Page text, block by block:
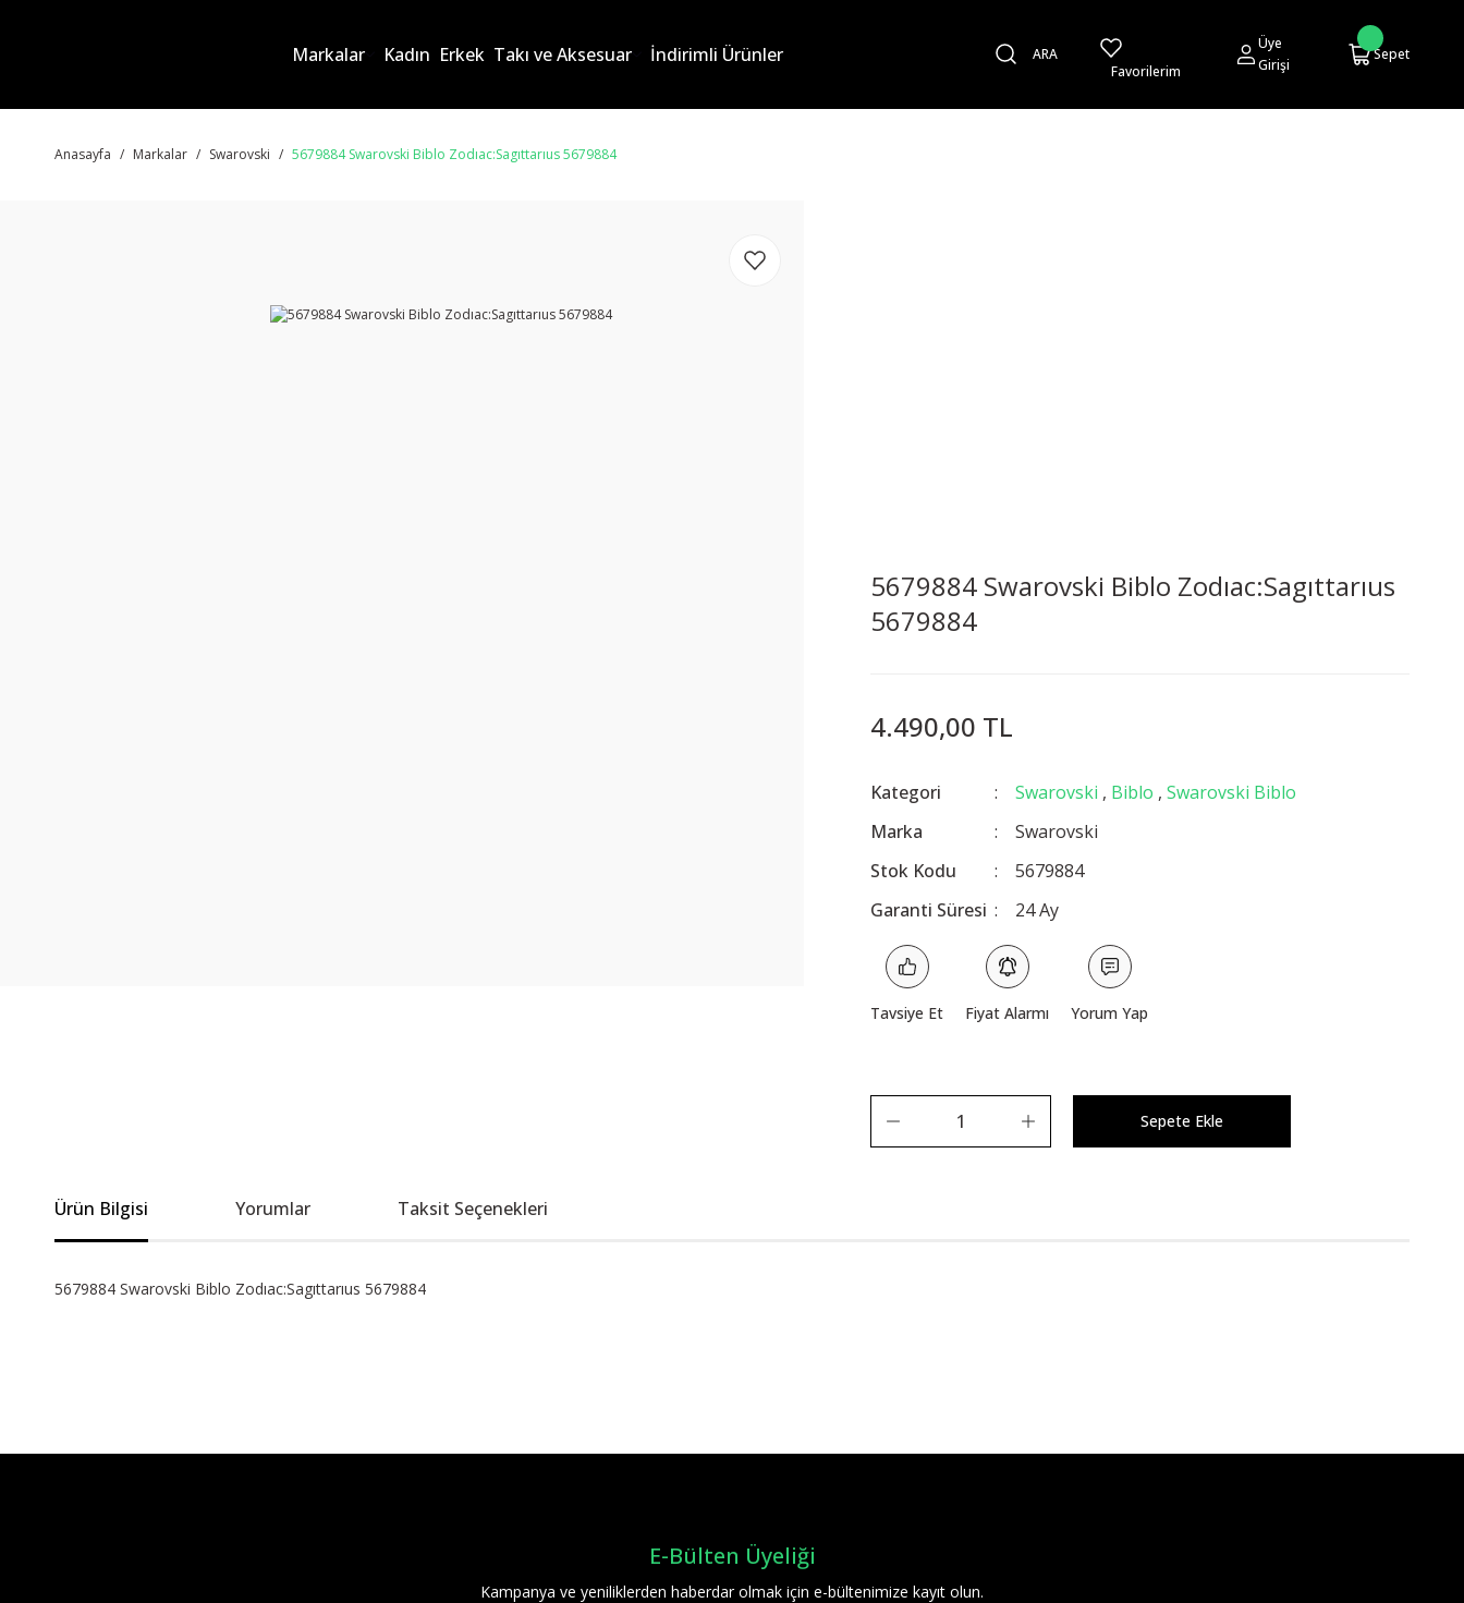
Markalar Kadın Erkek Takı ve Aksesuar İndirimli Ürünler
ARA
Favorilerim
Üye
Girişi
Sepet
Anasayfa Markalar Swarovski 5679884 Swarovski Biblo Zodıac:Sagıttarıus 5679884
5679884 Swarovski Biblo Zodıac:Sagıttarıus
5679884
4.490,00 TL
Kategori Swarovski , Biblo , Swarovski Biblo
Marka
Swarovski
Stok Kodu
5679884
Garanti Süresi
24 Ay
Tavsiye Et Fiyat Alarmı Yorum Yap
Sepete Ekle
Ürün Bilgisi Yorumlar Taksit Seçenekleri
5679884 Swarovski Biblo Zodıac:Sagıttarıus 5679884
Yorum Yaz
E-Bülten Üyeliği
Kampanya ve yeniliklerden haberdar olmak için e-bültenimize kayıt olun.